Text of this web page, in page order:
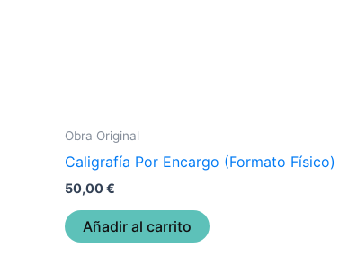
Obra Original
Caligrafía Por Encargo (Formato Físico)
50,00€
Añadir al carrito